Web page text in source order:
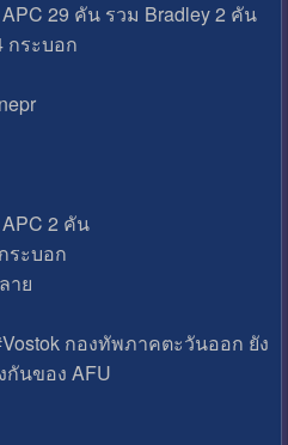
29 คัน รวม Bradley 2 คัน
กระบอก
2 คัน
ระบอก
าย
กองทัพภาคตะวันออก ยัง
กันของ AFU